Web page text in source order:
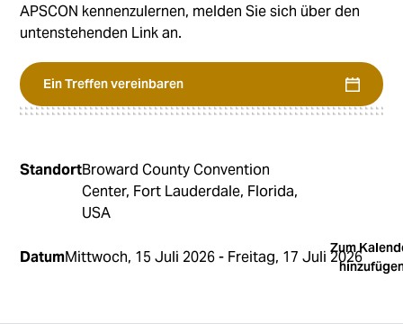
APSCON kennenzulernen, melden Sie sich über den
untenstehenden Link an.
Ein Treffen vereinbaren
StandortBroward County Convention
Center, Fort Lauderdale, Florida,
USA
DatumMittwoch, 15 Juli 2026- Freitag, 17 Juli 2026
Zum